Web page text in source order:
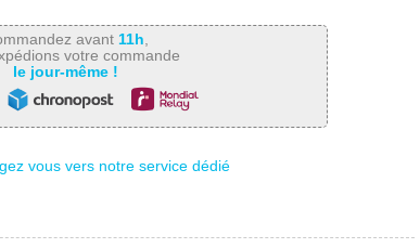
avant 11h
votre commande
le jour-même !
vous vers notre service dédié